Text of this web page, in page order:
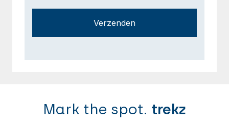
Verzenden
Mark the spot. trekz